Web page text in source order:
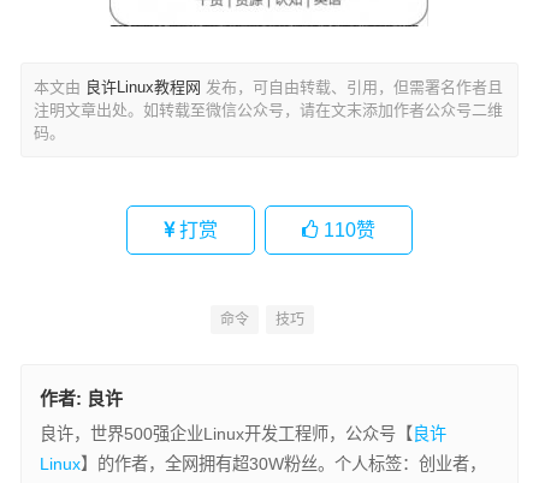
本文由 良许Linux教程网 发布，可自由转载、引用，但需署名作者且
注明文章出处。如转载至微信公众号，请在文末添加作者公众号二维
码。
打赏 110赞
命令 技巧
作者: 良许
良许，世界500强企业Linux开发工程师，公众号【 良许
Linux】的作者，全网拥有超30W粉丝。个人标签：创业者，